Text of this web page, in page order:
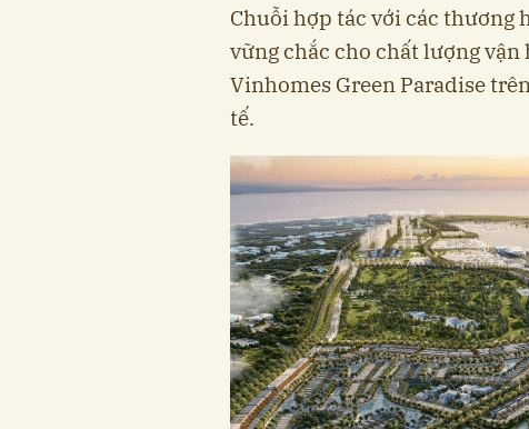
Chuỗi hợp tác với các thương
vững chắc cho chất lượng
Vinhomes Green Paradise
tế.